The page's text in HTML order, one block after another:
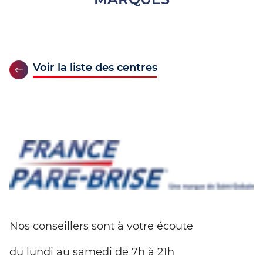
Voir la liste des centres
Nos conseillers sont à votre écoute
du lundi au samedi de 7h à 21h